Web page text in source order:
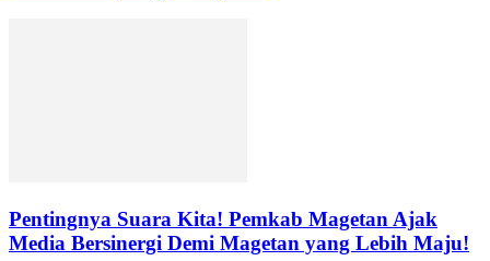
Pentingnya Suara Kita! Pemkab Magetan Ajak
Media Bersinergi Demi Magetan yang Lebih Maju!